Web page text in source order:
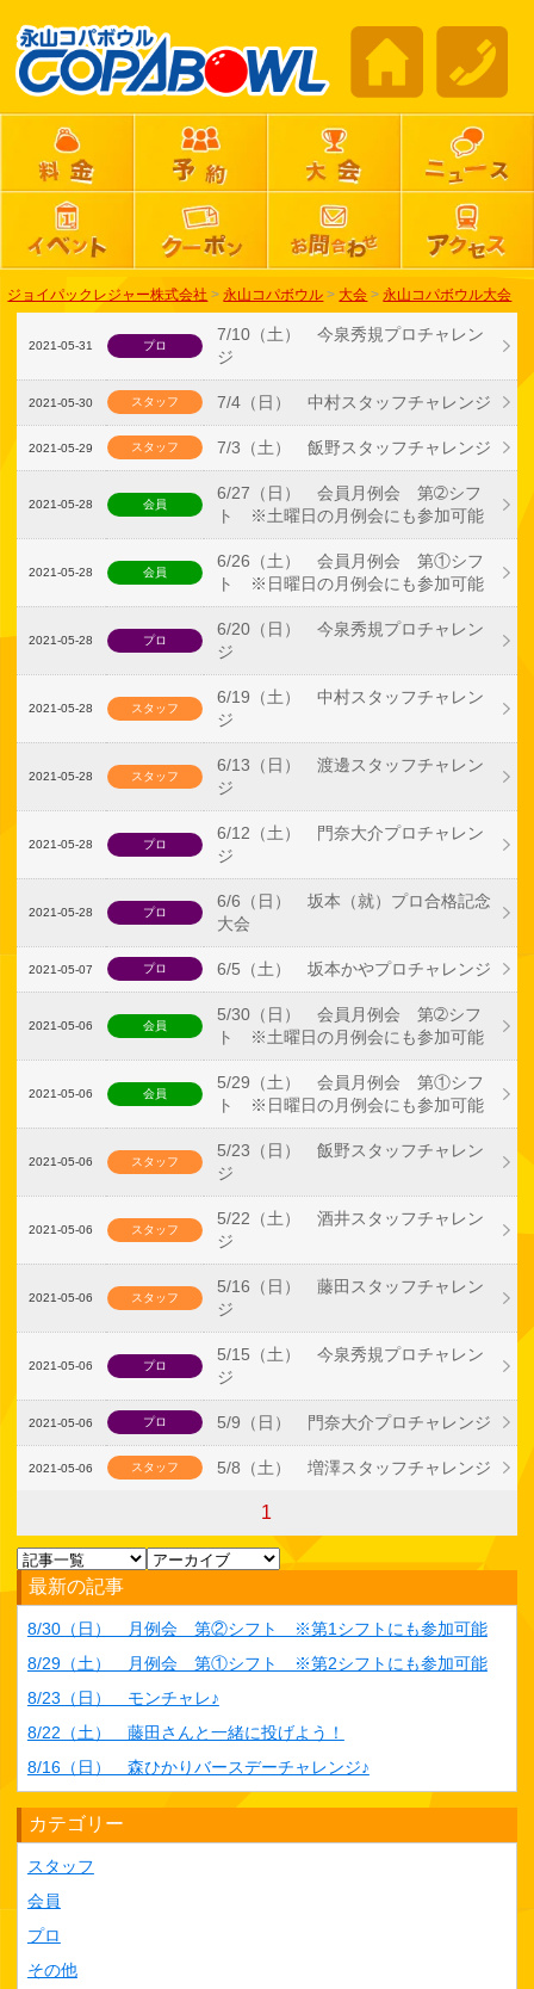
ジョイパックレジャー株式会社 > 永山コパボウル > 大会 > 永山コパボウル大会
2021-05-31 プロ
7/10（土） 今泉秀規プロチャレン
ジ
2021-05-30 スタッフ 7/4（日） 中村スタッフチャレンジ
2021-05-29 スタッフ 7/3（土） 飯野スタッフチャレンジ
2021-05-28 会員
6/27（日） 会員月例会 第➁シフ
ト ※土曜日の月例会にも参加可能
2021-05-28 会員
6/26（土） 会員月例会 第①シフ
ト ※日曜日の月例会にも参加可能
2021-05-28 プロ
6/20（日） 今泉秀規プロチャレン
ジ
2021-05-28 スタッフ
6/19（土） 中村スタッフチャレン
ジ
2021-05-28 スタッフ
6/13（日） 渡邊スタッフチャレン
ジ
2021-05-28 プロ
6/12（土） 門奈大介プロチャレン
ジ
2021-05-28 プロ
6/6（日） 坂本（就）プロ合格記念
大会
2021-05-07 プロ 6/5（土） 坂本かやプロチャレンジ
2021-05-06 会員
5/30（日） 会員月例会 第➁シフ
ト ※土曜日の月例会にも参加可能
2021-05-06 会員
5/29（土） 会員月例会 第①シフ
ト ※日曜日の月例会にも参加可能
2021-05-06 スタッフ
5/23（日） 飯野スタッフチャレン
ジ
2021-05-06 スタッフ
5/22（土） 酒井スタッフチャレン
ジ
2021-05-06 スタッフ
5/16（日） 藤田スタッフチャレン
ジ
2021-05-06 プロ
5/15（土） 今泉秀規プロチャレン
ジ
2021-05-06 プロ 5/9（日） 門奈大介プロチャレンジ
2021-05-06 スタッフ 5/8（土） 増澤スタッフチャレンジ
1
最新の記事
8/30（日） 月例会 第②シフト ※第1シフトにも参加可能
8/29（土） 月例会 第①シフト ※第2シフトにも参加可能
8/23（日） モンチャレ♪
8/22（土） 藤田さんと一緒に投げよう！
8/16（日） 森ひかりバースデーチャレンジ♪
カテゴリー
スタッフ
会員
プロ
その他